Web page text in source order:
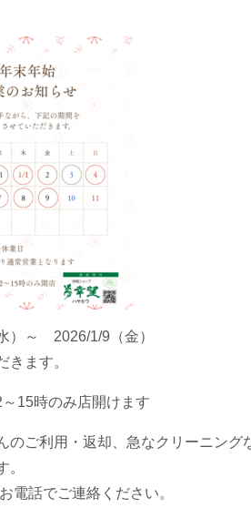
）～ 2026/1/9（金）
きます。
15時のみ店開けます
のご利用・返却、急なクリーニン
。
電話でご連絡ください。